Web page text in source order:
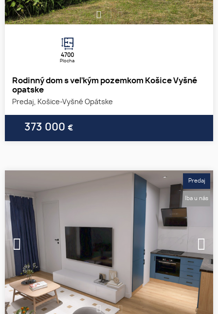
1 2 3
4700
Plocha
Rodinný dom s veľkým pozemkom Košice Vyšné
opatske
Predaj, Košice-Vyšné Opátske
373 000 €
1
Predaj
Iba u nás